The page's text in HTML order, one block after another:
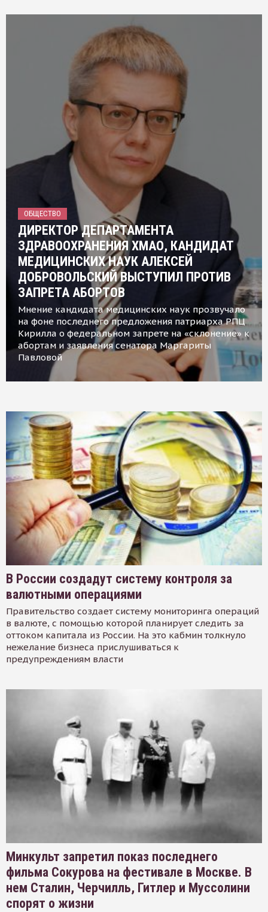
ОБЩЕСТВО
ДИРЕКТОР ДЕПАРТАМЕНТА
ЗДРАВООХРАНЕНИЯ ХМАО, КАНДИДАТ
МЕДИЦИНСКИХ НАУК АЛЕКСЕЙ
ДОБРОВОЛЬСКИЙ ВЫСТУПИЛ ПРОТИВ
ЗАПРЕТА АБОРТОВ
Мнение кандидата медицинских наук прозвучало
на фоне последнего предложения патриарха РПЦ
Кирилла о федеральном запрете на «склонение» к
абортам и заявления сенатора Маргариты
Павловой
В России создадут систему контроля за
валютными операциями
Правительство создает систему мониторинга операций
в валюте, с помощью которой планирует следить за
оттоком капитала из России. На это кабмин толкнуло
нежелание бизнеса прислушиваться к
предупреждениям власти
Минкульт запретил показ последнего
фильма Сокурова на фестивале в Москве. В
нем Сталин, Черчилль, Гитлер и Муссолини
спорят о жизни